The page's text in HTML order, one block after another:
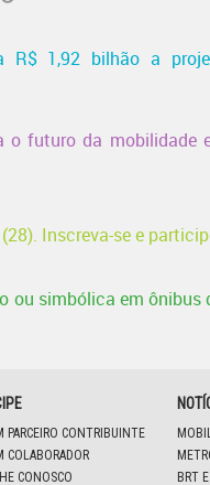
R$ 1,92 bilhão a
o futuro da mobilidade
Inscreva-se e
ou simbólica em ônibus
PARCEIRO CONTRIBUINTE
COLABORADOR
CONOSCO
BRT